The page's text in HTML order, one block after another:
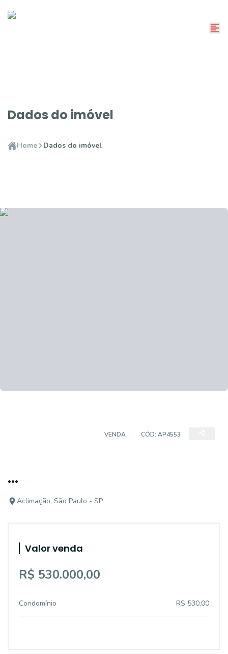
Dados do imóvel
Home Dados do imóvel
VENDA CÓD: AP4553
...
Aclimação, São Paulo - SP
Valor venda
R$ 530.000,00
Condomínio R$ 530,00